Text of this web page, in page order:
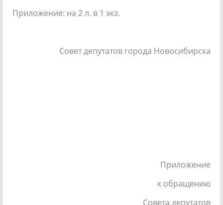
Приложение: на 2 л. в 1 экз.
Совет депутатов города Новосибирска
Приложение
к обращению
Совета депутатов